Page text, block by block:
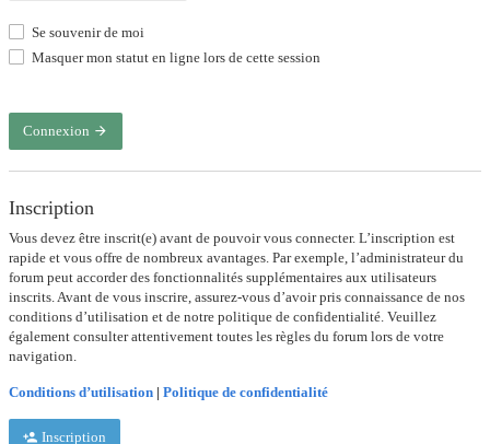
Se souvenir de moi
Masquer mon statut en ligne lors de cette session
Connexion
Inscription
Vous devez être inscrit(e) avant de pouvoir vous connecter. L’inscription est
rapide et vous offre de nombreux avantages. Par exemple, l’administrateur du
forum peut accorder des fonctionnalités supplémentaires aux utilisateurs
inscrits. Avant de vous inscrire, assurez-vous d’avoir pris connaissance de nos
conditions d’utilisation et de notre politique de confidentialité. Veuillez
également consulter attentivement toutes les règles du forum lors de votre
navigation.
Conditions d’utilisation | Politique de confidentialité
Inscription